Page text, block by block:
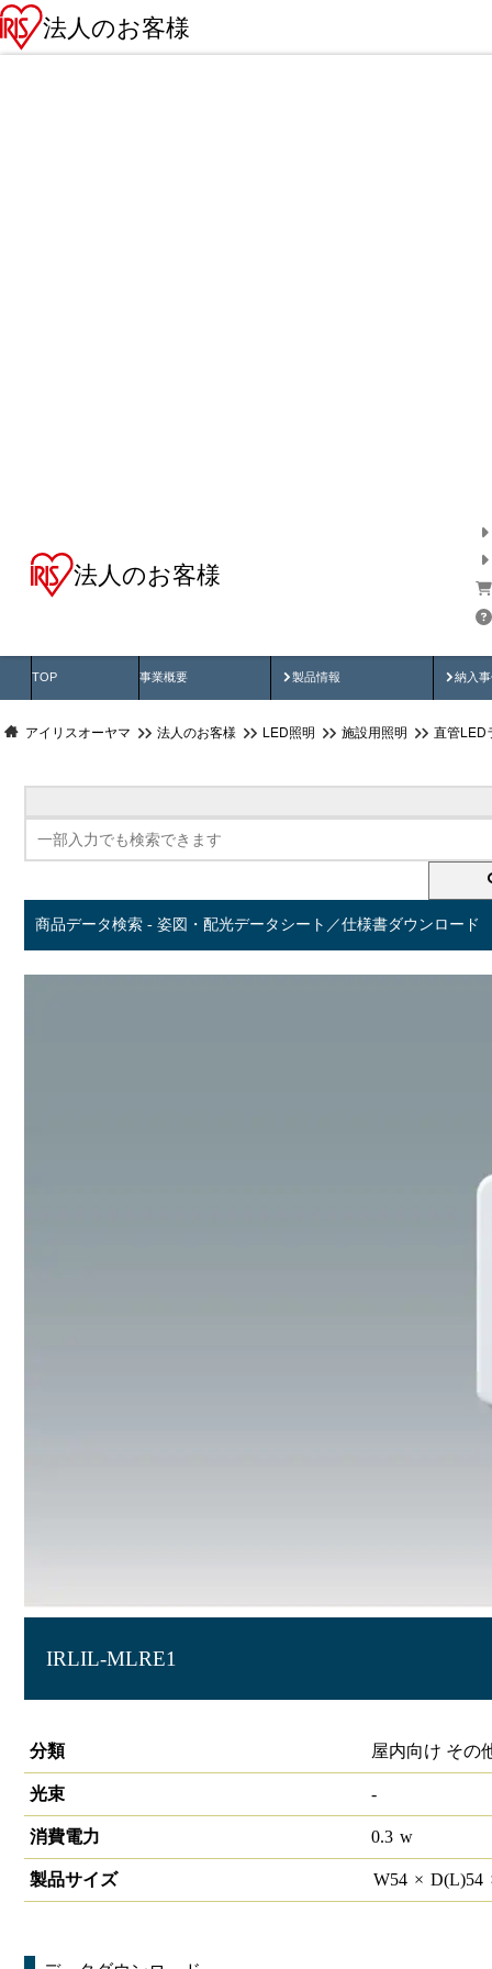
法人のお客様
法人のお客様
TOP 事業概要 製品情報
製品動画 納入
納
アイリスオーヤマ 法人のお客様 LED照明 施設用照明 直管LED
商品データ検索 - 姿図・配光データシート／仕様書ダウンロード
IRLIL-MLRE1
分類
屋内向け その
光束 -
消費電力 0.3 w
製品サイズ W54 × D(L)54